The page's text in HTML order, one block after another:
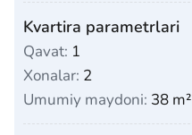
Kvartira parametrlari
Qavat: 1
Xonalar: 2
Umumiy maydoni: 38 m²